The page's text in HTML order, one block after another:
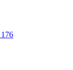
176